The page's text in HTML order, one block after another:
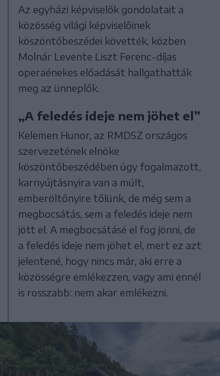
Az egyházi képviselők gondolatait a
közösség világi képviselőinek
köszöntőbeszédei követték, közben
Molnár Levente Liszt Ferenc-díjas
operaénekes előadását hallgathatták
meg az ünneplők.
„A feledés ideje nem jöhet el”
Kelemen Hunor, az RMDSZ országos
szervezetének elnöke
köszöntőbeszédében úgy fogalmazott,
karnyújtásnyira van a múlt,
emberöltőnyire tőlünk, de még sem a
megbocsátás, sem a feledés ideje nem
jött el. A megbocsátásé el fog jönni, de
a feledés ideje nem jöhet el, mert ez azt
jelentené, hogy nincs már, aki erre a
közösségre emlékezzen, vagy ami ennél
is rosszabb: nem akar emlékezni.